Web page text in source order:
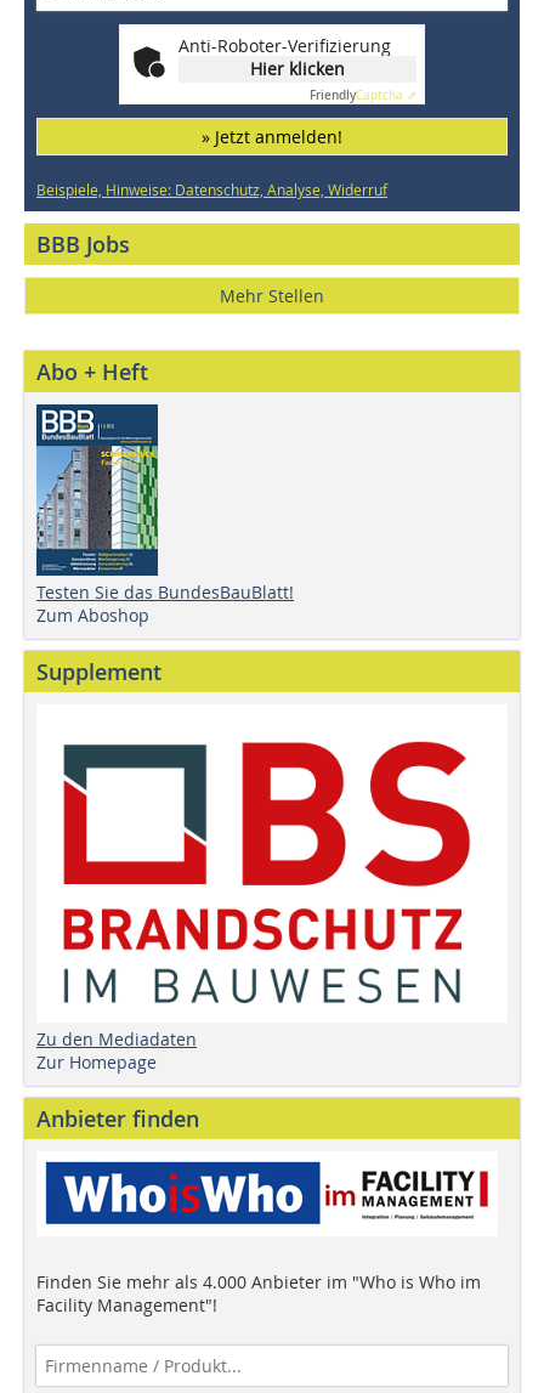
Anti-Roboter-Verifizierung
Hier klicken
FriendlyCaptcha ⇗
» Jetzt anmelden!
Beispiele, Hinweise: Datenschutz, Analyse, Widerruf
BBB Jobs
Mehr Stellen
Abo + Heft
Testen Sie das BundesBauBlatt!
Zum Aboshop
Supplement
Zu den Mediadaten
Zur Homepage
Anbieter finden
Finden Sie mehr als 4.000 Anbieter im "Who is Who im
Facility Management"!